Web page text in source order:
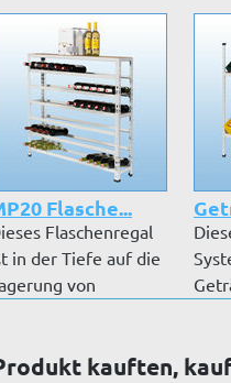
Flasche...
Flaschenregal
in der Tiefe auf die
von
kauften,